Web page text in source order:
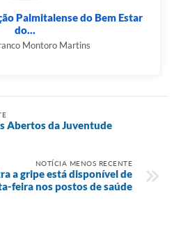
Palmitalense do Bem Estar
do...
Montoro Martins
Abertos da Juventude
NOTÍCIA MENOS RECENTE
a gripe está disponível de
feira nos postos de saúde